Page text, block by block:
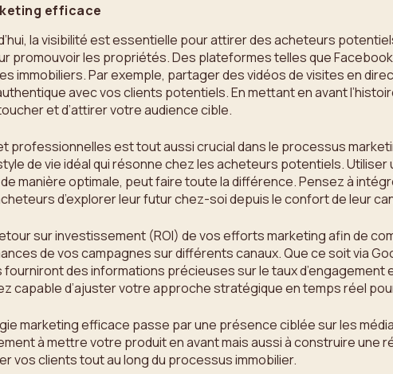
efficace
la visibilité est essentielle pour attirer des acheteurs
promouvoir les propriétés. Des plateformes telles que
immobiliers. Par exemple, partager des vidéos de visites en
avec vos clients potentiels. En mettant en avant
et d’attirer votre audience cible.
professionnelles est tout aussi crucial dans le processus
de vie idéal qui résonne chez les acheteurs potentiels.
manière optimale, peut faire toute la différence. Pensez à
d’explorer leur futur chez-soi depuis le confort de leur
sur investissement (ROI) de vos efforts marketing afin de
de vos campagnes sur différents canaux. Que ce soit via
des informations précieuses sur le taux
capable d’ajuster votre approche stratégique en temps réel
marketing efficace passe par une présence ciblée sur les
à mettre votre produit en avant mais aussi à construire
vos clients tout au long du processus immobilier.